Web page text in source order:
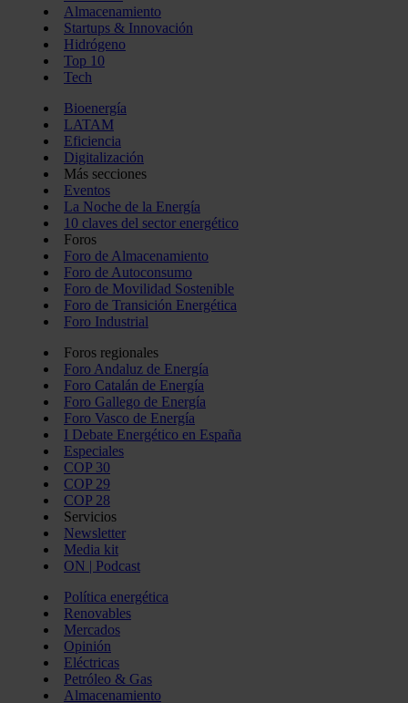
Almacenamiento
Startups & Innovación
Hidrógeno
Top 10
Tech
Bioenergía
LATAM
Eficiencia
Digitalización
Más secciones
Eventos
La Noche de la Energía
10 claves del sector energético
Foros
Foro de Almacenamiento
Foro de Autoconsumo
Foro de Movilidad Sostenible
Foro de Transición Energética
Foro Industrial
Foros regionales
Foro Andaluz de Energía
Foro Catalán de Energía
Foro Gallego de Energía
Foro Vasco de Energía
I Debate Energético en España
Especiales
COP 30
COP 29
COP 28
Servicios
Newsletter
Media kit
ON | Podcast
Política energética
Renovables
Mercados
Opinión
Eléctricas
Petróleo & Gas
Almacenamiento